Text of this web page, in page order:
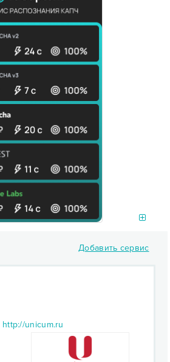
Добавить сервис
http://unicum.ru